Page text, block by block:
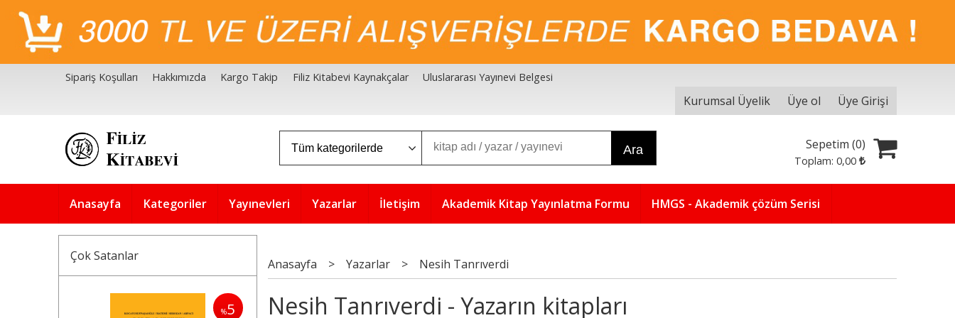
Sipariş Koşulları Hakkımızda Kargo Takip Filiz Kitabevi Kaynakçalar Uluslararası Yayınevi Belgesi
Kurumsal Üyelik Üye ol Üye Girişi
Ara Sepetim (0)
Toplam:0,00
Anasayfa Kategoriler Yayınevleri Yazarlar İletişim Akademik Kitap Yayınlatma Formu HMGS - Akademik çözüm Serisi
Çok Satanlar
%5 %5
Anasayfa > Yazarlar > Nesih Tanrıverdi
Nesih Tanrıverdi - Yazarın kitapları